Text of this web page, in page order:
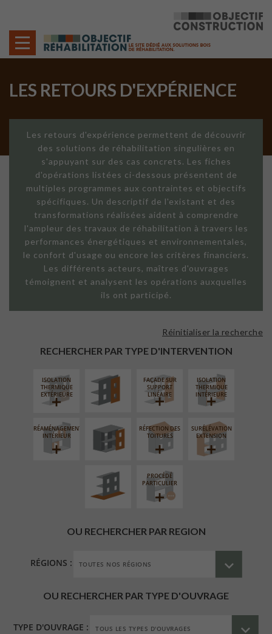
LES RETOURS D'EXPÉRIENCE
Les retours d'expérience permettent de découvrir
des solutions de réhabilitation singulières en
s'appuyant sur des cas concrets. Les fiches
d'opérations listées ci-dessous présentent de
multiples programmes aux contraintes et objectifs
spécifiques. Un descriptif de l'existant et des
transformations réalisées aident à comprendre
l'ampleur des travaux de réhabilitation à travers les
performances énergétiques et environnementales,
le confort d'usage ou encore les critères financiers.
Les différents acteurs, maîtres d'ouvrages
témoignent et analysent les opérations auxquelles
ils ont participé.
RECHERCHER PAR TYPE D'INTERVENTION
Réinitialiser la recherche
ISOLATION
THERMIQUE
EXTÉRIEURE
FAÇADE SUR
SUPPORT
LINÉAIRE
ISOLATION
THERMIQUE
INTÉRIEURE
RÉAMÉNAGEMENT
INTÉRIEUR
FERMETURE
LOGGIAS
RÉFECTION DES
TOITURES
SURÉLÉVATION
EXTENSION
AMÉNAGEMENT
EXTÉRIEUR
PROCÉDÉ
PARTICULIER
OU RECHERCHER PAR REGION
RÉGIONS :
OU RECHERCHER PAR TYPE D'OUVRAGE
TYPE D'OUVRAGE :